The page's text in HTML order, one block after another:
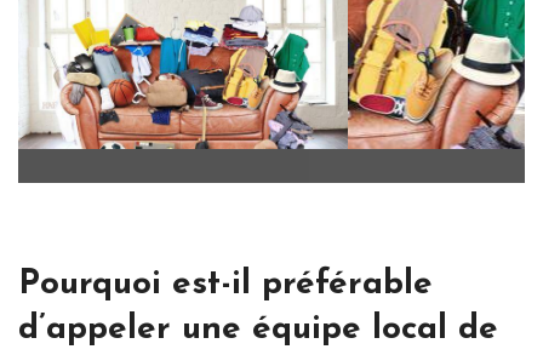
Pourquoi est-il préférable
d’appeler une équipe local de